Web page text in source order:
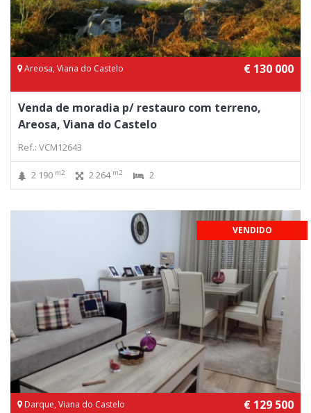
Areosa, Viana do Castelo € 130 000
Venda de moradia p/ restauro com terreno,
Areosa, Viana do Castelo
Ref.: VCM12643
2 190 m2 2 264 m2 2
VENDIDO
Darque, Viana do Castelo € 129 500